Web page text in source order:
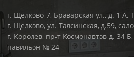
г. Щелково-7, Браварская ул., д. 1 А,
г. Щелково, ул. Талсинская, д.59,
г. Королев, пр-т Космонавтов д. 34
павильон № 24